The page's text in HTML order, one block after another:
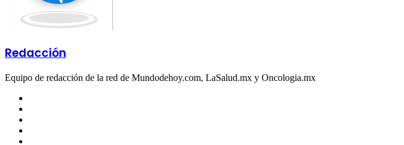
Redacción
Equipo de redacción de la red de Mundodehoy.com, LaSalud.mx y Oncologia.mx